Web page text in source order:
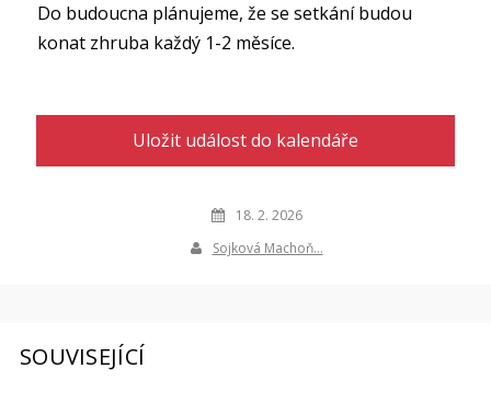
Do budoucna plánujeme, že se setkání budou
konat zhruba každý 1-2 měsíce.
Uložit událost do kalendáře
18. 2. 2026
Sojková Machoň…
SOUVISEJÍCÍ